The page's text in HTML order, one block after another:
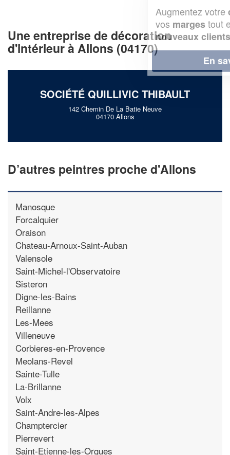
Une entreprise de décoration
d'intérieur à Allons (04170)
SOCIÉTÉ QUILLIVIC THIBAULT
142 Chemin De La Batie Neuve
04170 Allons
D’autres peintres proche d'Allons
Manosque
Forcalquier
Oraison
Chateau-Arnoux-Saint-Auban
Valensole
Saint-Michel-l'Observatoire
Sisteron
Digne-les-Bains
Reillanne
Les-Mees
Villeneuve
Corbieres-en-Provence
Meolans-Revel
Sainte-Tulle
La-Brillanne
Volx
Saint-Andre-les-Alpes
Champtercier
Pierrevert
Saint-Etienne-les-Orgues
chiffre d'affaireset
tout en gagnant de
nouveaux clients!